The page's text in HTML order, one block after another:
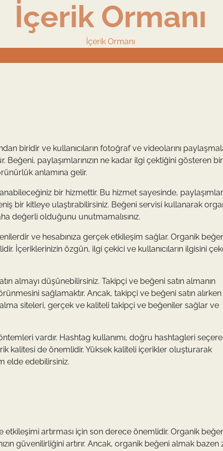
İçerik Ormanı
İçerik Ormanı
biridir ve kullanıcıların fotoğraf ve videolarını
paylaşımlarınızın ne kadar ilgi çektiğini gösteren bir
anlamına gelir.
bir hizmettir. Bu hizmet sayesinde,
bir kitleye ulaştırabilirsiniz. Beğeni servisi kullanarak
değerli olduğunu unutmamalısınız.
ve hesabınıza gerçek etkileşim sağlar. Organik
İçeriklerinizin özgün, ilgi çekici ve kullanıcıların ilgisini
almayı düşünebilirsiniz. Takipçi ve beğeni satın almanın
sağlamaktır. Ancak, takipçi ve beğeni satın alırken
siteleri, gerçek ve kaliteli takipçi ve beğeniler sağlar ve
vardır. Hashtag kullanımı, doğru hashtagleri
kalitesi de önemlidir. Yüksek kaliteli içerikler oluşturarak
elde edebilirsiniz.
etkileşimi artırması için son derece önemlidir. Organik
güvenilirliğini artırır. Ancak, organik beğeni almak bazen